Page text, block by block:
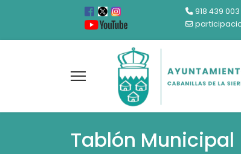
918 439 003
Tablón Municipal